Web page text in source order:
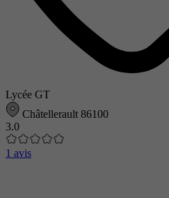
Lycée GT
Châtellerault 86100
3.0
1 avis